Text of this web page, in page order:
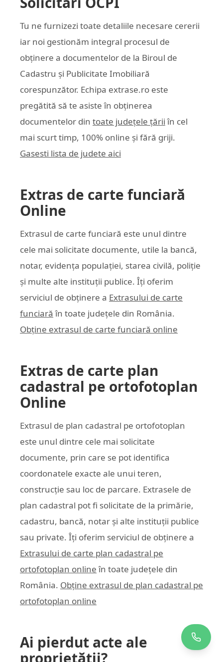
Tu ne furnizezi toate detaliile necesare cererii
iar noi gestionăm integral procesul de
obținere a documentelor de la Biroul de
Cadastru și Publicitate Imobiliară
corespunzător. Echipa extrase.ro este
pregătită să te asiste în obținerea
documentelor din toate județele țării în cel
mai scurt timp, 100% online și fără griji.
Gasesti lista de judete aici
Extras de carte funciară
Online
Extrasul de carte funciară este unul dintre
cele mai solicitate documente, utile la bancă,
notar, evidența populației, starea civilă, poliție
și multe alte instituții publice. Îți oferim
serviciul de obținere a Extrasului de carte
funciară în toate județele din România.
Obține extrasul de carte funciară online
Extras de carte plan
cadastral pe ortofotoplan
Online
Extrasul de plan cadastral pe ortofotoplan
este unul dintre cele mai solicitate
documente, prin care se pot identifica
coordonatele exacte ale unui teren,
construcție sau loc de parcare. Extrasele de
plan cadastral pot fi solicitate de la primărie,
cadastru, bancă, notar și alte instituții publice
sau private. Îți oferim serviciul de obținere a
Extrasului de carte plan cadastral pe
ortofotoplan online în toate județele din
România. Obține extrasul de plan cadastral pe
ortofotoplan online
Ai pierdut acte ale
proprietății?